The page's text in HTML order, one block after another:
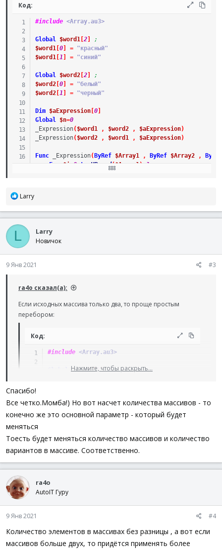
Код:
#include <Array.au3>
Global $word1 [2]
;
$word1 [0] =
"красный"
$word1 [1] = "синий"
Global $word2[2]
;
$word2[0] =
"белый"
$word2[1] = "черный"
Dim $aExpression[0]
Global
$n=0
_Expression($word1 , $word2 , $aExpression)
_Expression($word2 , $word1 , $aExpression)
Func _Expression(ByRef $Array1 , ByRef $Array2 ,
ByRef
For
$i 0 to UBound($Array1 )
1
Next
_ArrayDisplay
Р
а
к
и
и
Larry
L Larry
Новичок
9 Янв 2021 #3
ra4o сказал(а):
Если исходных массива только два, то проще простым
перебором:
Код:
#include <Array.au3>
$word1[2] ;
Global $word2 [ 2] ;
$word2[0] = "белый"
Dim $aExpression[0]
Global $n =0
_Expression($word2 , $word1 , $aExpression)
Func
For
For $y=0 To Ubound($Array2)-1
$aExpression[$n-1]=$Array1 [$i] &' '&
Нажмите, чтобы раскрыть...
Спасибо!
Все четко.Момба!) Но вот насчет количества массивов - то
конечно же это основной параметр - который будет
меняться
Тоесть будет меняться количество массивов и количество
вариантов в массиве. Соответственно.
ra4o
AutoIT Гуру
9 Янв 2021 #4
Количество элементов в массивах без разницы , а вот если
массивов больше двух, то придётся применять более